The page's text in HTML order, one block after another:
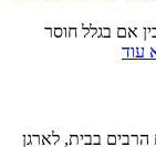
אם בגלל חוסר
עוד
הרבים בבית, לארגן